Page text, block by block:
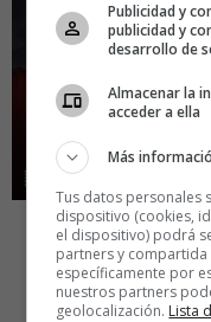
Publicidad y
publicidad y
desarrollo de
Almacenar la
acceder a ella
Más
Tus datos personales
dispositivo (cookies,
el dispositivo) podrá
partners y
específicamente por
nuestros partners
geolocalización. Lista